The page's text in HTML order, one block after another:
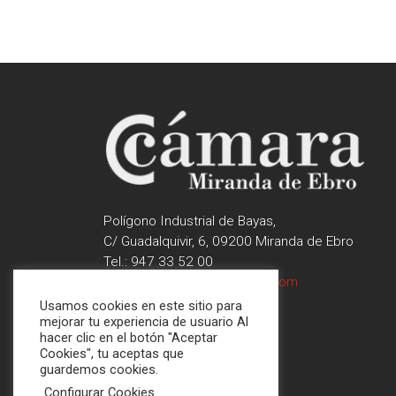
Polígono Industrial de Bayas,
C/ Guadalquivir, 6, 09200 Miranda de Ebro
Tel.: 947 33 52 00
contactar@camaramiranda.com
Usamos cookies en este sitio para
mejorar tu experiencia de usuario Al
hacer clic en el botón "Aceptar
Cookies", tu aceptas que
guardemos cookies.
Configurar Cookies